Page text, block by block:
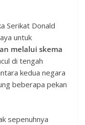
Serikat Donald
untuk
melalui skema
di tengah
kedua negara
beberapa pekan
sepenuhnya